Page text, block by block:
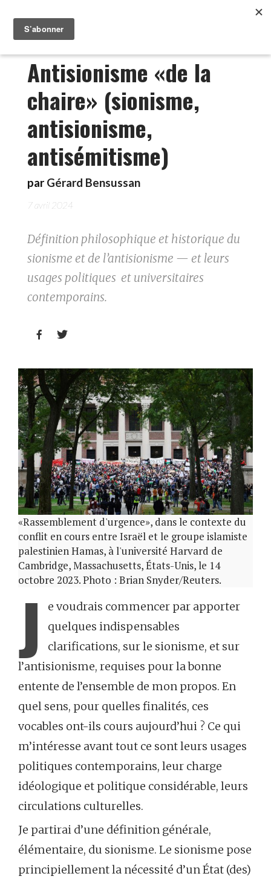
Antisionisme «de la
chaire» (sionisme,
antisionisme,
antisémitisme)
par Gérard Bensussan
7 avril 2024
Définition philosophique et historique du
sionisme et de l’antisionisme — et leurs
usages politiques et universitaires
contemporains.
 
«Rassemblement d'urgence», dans le contexte du
conflit en cours entre Israël et le groupe islamiste
palestinien Hamas, à l'université Harvard de
Cambridge, Massachusetts, États-Unis, le 14
octobre 2023. Photo : Brian Snyder/Reuters.
J
e voudrais commencer par apporter
quelques indispensables
clarifications, sur le sionisme, et sur
l’antisionisme, requises pour la bonne
entente de l’ensemble de mon propos. En
quel sens, pour quelles finalités, ces
vocables ont-ils cours aujourd’hui ? Ce qui
m’intéresse avant tout ce sont leurs usages
politiques contemporains, leur charge
idéologique et politique considérable, leurs
circulations culturelles.
Je partirai d’une définition générale,
élémentaire, du sionisme. Le sionisme pose
principiellement la nécessité d’un État (des)